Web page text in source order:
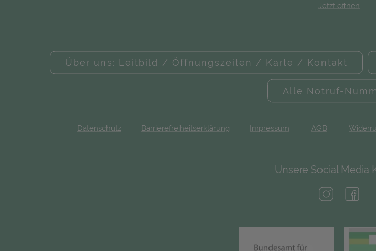
Jetzt öffnen
Über uns: Leitbild / Öffnungszeiten / Karte / Kontakt
Alle Notruf-
Datenschutz Barrierefreiheitserklärung Impressum AGB
Unsere Social Media
(öffnet in
(öffnet in